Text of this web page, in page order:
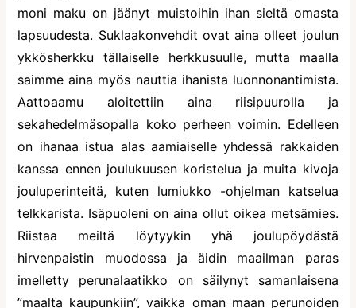
moni maku on jäänyt muistoihin ihan sieltä omasta
lapsuudesta. Suklaakonvehdit ovat aina olleet joulun
ykkösherkku tällaiselle herkkusuulle, mutta maalla
saimme aina myös nauttia ihanista luonnonantimista.
Aattoaamu aloitettiin aina riisipuurolla ja
sekahedelmäsopalla koko perheen voimin. Edelleen
on ihanaa istua alas aamiaiselle yhdessä rakkaiden
kanssa ennen joulukuusen koristelua ja muita kivoja
jouluperinteitä, kuten lumiukko -ohjelman katselua
telkkarista. Isäpuoleni on aina ollut oikea metsämies.
Riistaa meiltä löytyykin yhä joulupöydästä
hirvenpaistin muodossa ja äidin maailman paras
imelletty perunalaatikko on säilynyt samanlaisena
”maalta kaupunkiin”, vaikka oman maan perunoiden